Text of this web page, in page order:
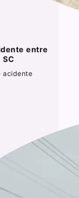
entre
SC
acidente